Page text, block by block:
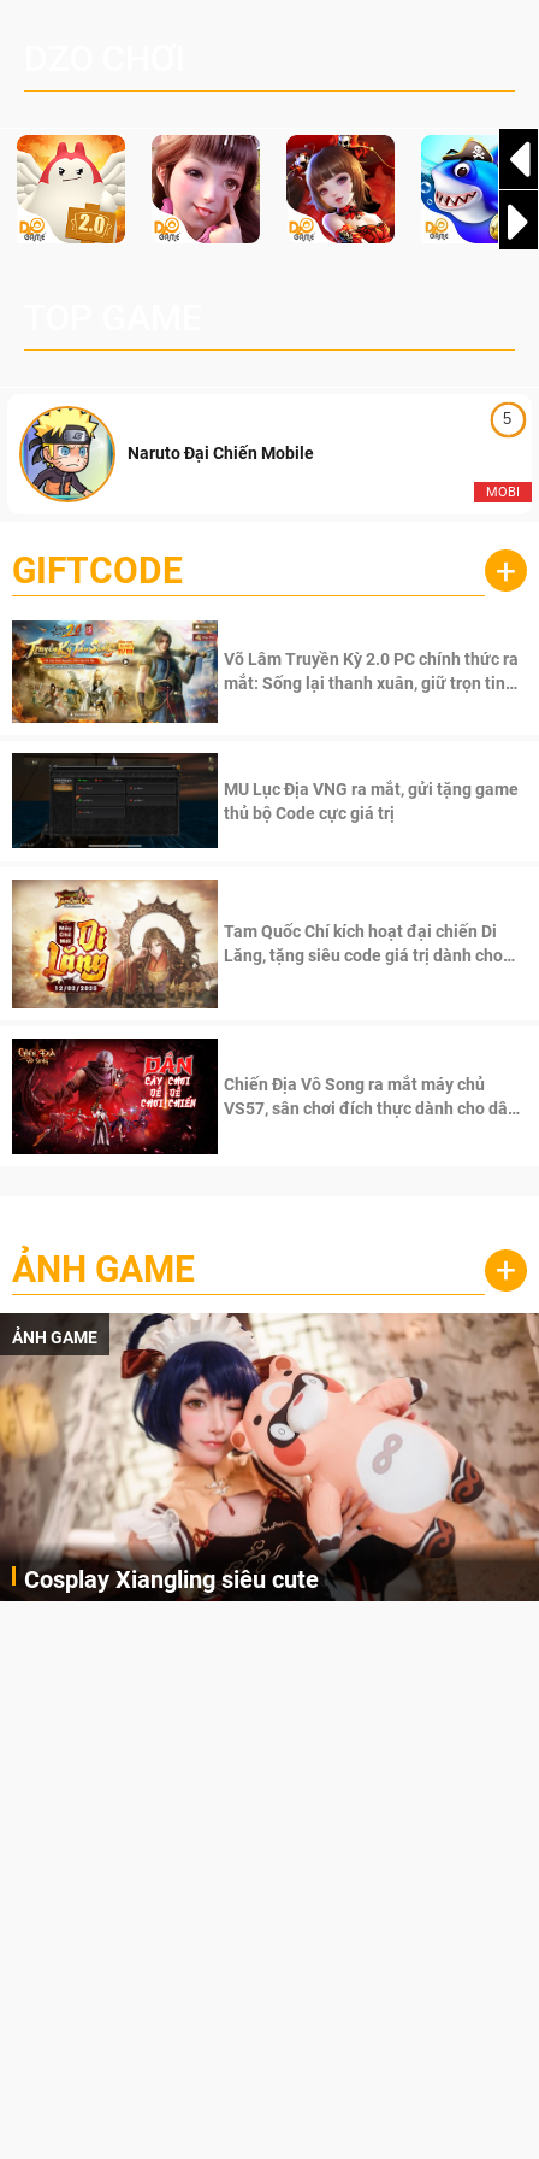
5
MOBI
Naruto Đại Chiến Mobile
GIFTCODE +
Võ Lâm Truyền Kỳ 2.0 PC chính thức ra
mắt: Sống lại thanh xuân, giữ trọn tinh
MU Lục Địa VNG ra mắt, gửi tặng game
thủ bộ Code cực giá trị
Tam Quốc Chí kích hoạt đại chiến Di
Lăng, tặng siêu code giá trị dành cho
Chiến Địa Vô Song ra mắt máy chủ
VS57, sân chơi đích thực dành cho dân
ẢNH GAME +
ẢNH GAME
Cosplay Xiangling siêu cute